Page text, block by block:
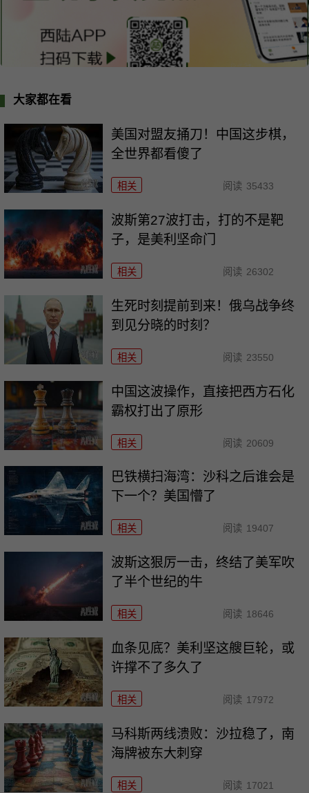
大家都在看
美国对盟友捅刀！中国这步棋，
全世界都看傻了
相关 阅读 35433
波斯第27波打击，打的不是靶
子，是美利坚命门
相关 阅读 26302
生死时刻提前到来！俄乌战争终
到见分晓的时刻？
相关 阅读 23550
中国这波操作，直接把西方石化
霸权打出了原形
相关 阅读 20609
巴铁横扫海湾：沙科之后谁会是
下一个？美国懵了
相关 阅读 19407
波斯这狠厉一击，终结了美军吹
了半个世纪的牛
相关 阅读 18646
血条见底？美利坚这艘巨轮，或
许撑不了多久了
相关 阅读 17972
马科斯两线溃败：沙拉稳了，南
海牌被东大刺穿
相关 阅读 17021